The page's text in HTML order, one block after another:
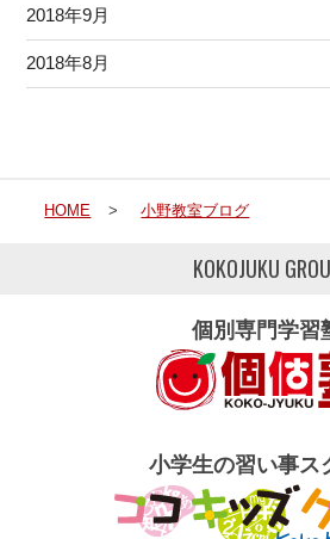
2018年9月
2018年8月
HOME > 小野教室ブログ
KOKOJUKU
個別専門学習
小学生の習い事ス